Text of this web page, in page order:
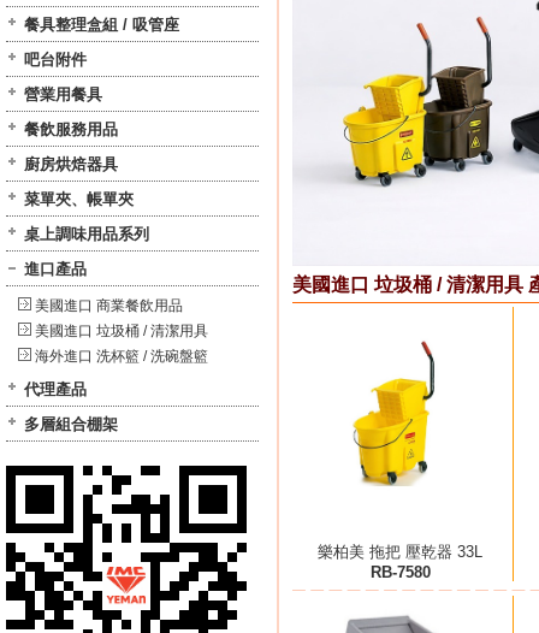
餐具整理盒組 / 吸管座
吧台附件
營業用餐具
餐飲服務用品
廚房烘焙器具
菜單夾、帳單夾
桌上調味用品系列
進口產品
美國進口 商業餐飲用品
美國進口 垃圾桶 / 清潔用具
海外進口 洗杯籃 / 洗碗盤籃
代理產品
多層組合棚架
美國進口 垃圾桶 / 清潔用具
樂柏美 拖把 壓乾器 33L
RB-7580